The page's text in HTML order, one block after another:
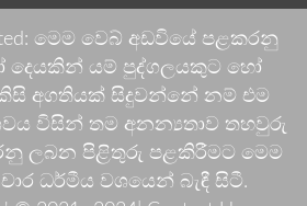
මෙම වෙබ් අඩවියේ පළකරනු
යම් පුද්ගලයකුට හෝ
අගතියක් සිදුවන්නේ නම් එම
විසින් තම අනන්‍යතාව තහවුරු
ලබන පිළිතුරු පළකිරීමට මෙම
ධර්මීය වශයෙන් බැඳී සිටී.